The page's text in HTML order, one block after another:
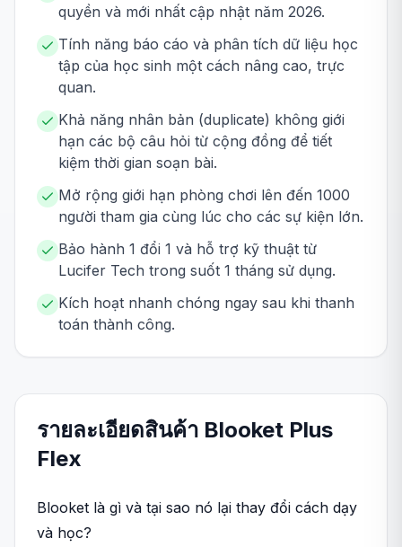
quyền và mới nhất cập nhật năm 2026.
Tính năng báo cáo và phân tích dữ liệu học
tập của học sinh một cách nâng cao, trực
quan.
Khả năng nhân bản (duplicate) không giới
hạn các bộ câu hỏi từ cộng đồng để tiết
kiệm thời gian soạn bài.
Mở rộng giới hạn phòng chơi lên đến 1000
người tham gia cùng lúc cho các sự kiện lớn.
Bảo hành 1 đổi 1 và hỗ trợ kỹ thuật từ
Lucifer Tech trong suốt 1 tháng sử dụng.
Kích hoạt nhanh chóng ngay sau khi thanh
toán thành công.
รายละเอียดสินค้า Blooket Plus
Flex
Blooket là gì và tại sao nó lại thay đổi cách dạy
và học?